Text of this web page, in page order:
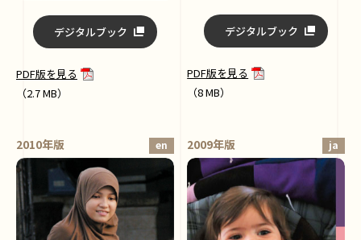
デジタルブック
PDF版を見る
（2.7 MB）
デジタルブック
PDF版を見る
（8 MB）
2010年版 en 2009年版 ja